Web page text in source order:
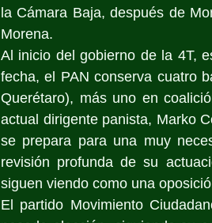
la Cámara Baja, después de
Morena.
Al inicio del gobierno de la 4T,
fecha, el PAN conserva cuatro
Querétaro), más uno en
actual dirigente panista, Marko
se prepara para una muy
revisión profunda de su
siguen viendo como una
El partido Movimiento